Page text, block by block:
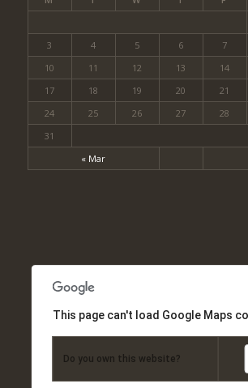
« Mar
3
4 5 6 7
10
11 12 13 14
17
18 19 20 21
24
25 26 27 28
31
This page can't load Google Maps
Do you own this website?